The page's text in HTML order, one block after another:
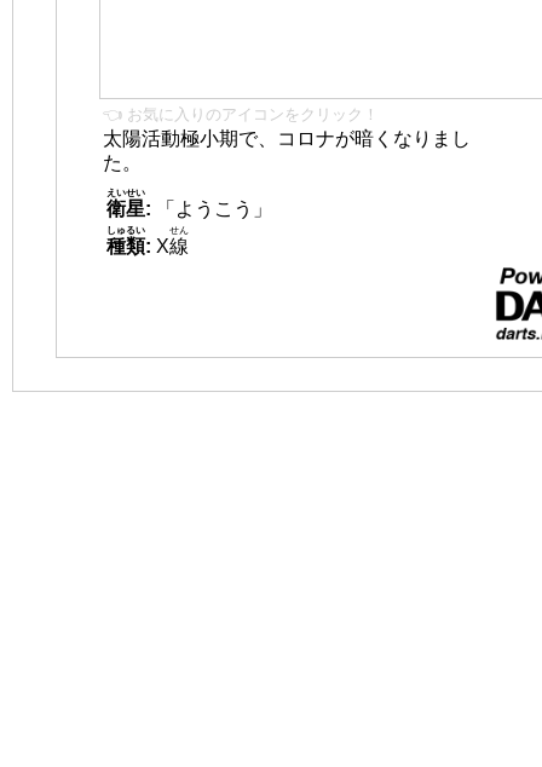
👈 お気に入りのアイコンをクリック！
太陽活動極小期で、コロナが暗くなりまし
た。
衛星
えいせい
:
「ようこう」
種類
しゅるい
: X線
せん